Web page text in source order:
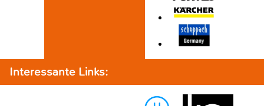
Interessante Links: